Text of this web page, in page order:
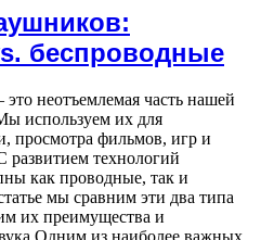
беспроводные
неотъемлемая часть нашей
используем их для
просмотра фильмов, игр и
развитием технологий
как проводные, так и
мы сравним эти два типа
их преимущества и